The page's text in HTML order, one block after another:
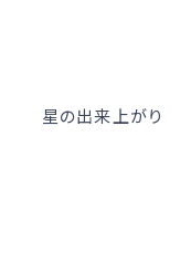
星の出来上がり